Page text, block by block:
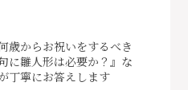
歳からお祝いをするべき
に雛人形は必要か？』な
丁寧にお答えします